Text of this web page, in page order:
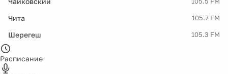
Чита 105.7 FM
Шерегеш 105.3 FM
Расписание